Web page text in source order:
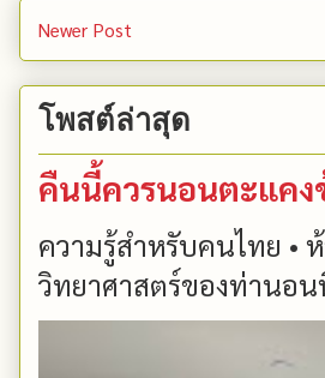
Newer Post
โพสต์ล่าสุด
คืนนี้ควรนอนตะแคง
ความรู้สำหรับคนไทย •
วิทยาศาสตร์ของท่านอน